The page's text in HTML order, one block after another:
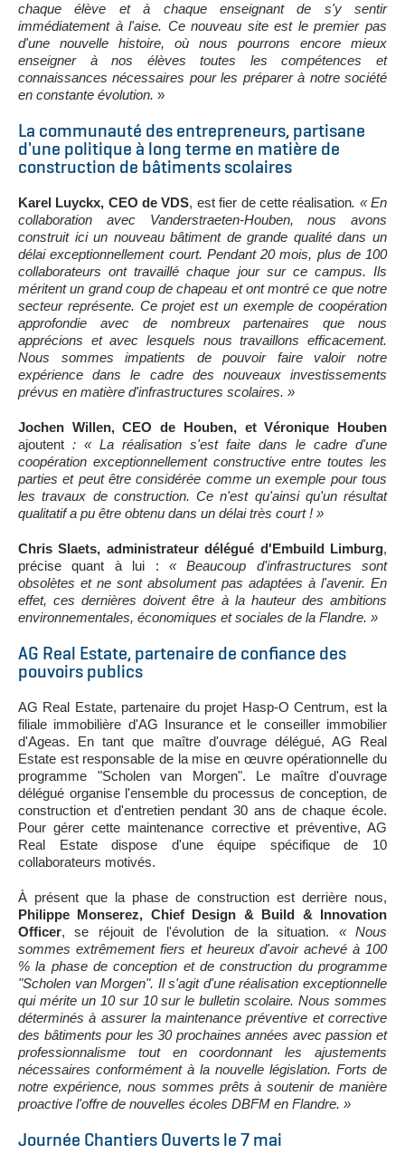
chaque élève et à chaque enseignant de s'y sentir
immédiatement à l'aise. Ce nouveau site est le premier pas
d'une nouvelle histoire, où nous pourrons encore mieux
enseigner à nos élèves toutes les compétences et
connaissances nécessaires pour les préparer à notre société
en constante évolution. »
La communauté des entrepreneurs, partisane
d'une politique à long terme en matière de
construction de bâtiments scolaires
Karel Luyckx, CEO de VDS, est fier de cette réalisation. « En
collaboration avec Vanderstraeten-Houben, nous avons
construit ici un nouveau bâtiment de grande qualité dans un
délai exceptionnellement court. Pendant 20 mois, plus de 100
collaborateurs ont travaillé chaque jour sur ce campus. Ils
méritent un grand coup de chapeau et ont montré ce que notre
secteur représente. Ce projet est un exemple de coopération
approfondie avec de nombreux partenaires que nous
apprécions et avec lesquels nous travaillons efficacement.
Nous sommes impatients de pouvoir faire valoir notre
expérience dans le cadre des nouveaux investissements
prévus en matière d'infrastructures scolaires. »
Jochen Willen, CEO de Houben, et Véronique Houben
ajoutent : « La réalisation s'est faite dans le cadre d'une
coopération exceptionnellement constructive entre toutes les
parties et peut être considérée comme un exemple pour tous
les travaux de construction. Ce n'est qu'ainsi qu'un résultat
qualitatif a pu être obtenu dans un délai très court ! »
Chris Slaets, administrateur délégué d'Embuild Limburg,
précise quant à lui : « Beaucoup d'infrastructures sont
obsolètes et ne sont absolument pas adaptées à l'avenir. En
effet, ces dernières doivent être à la hauteur des ambitions
environnementales, économiques et sociales de la Flandre. »
AG Real Estate, partenaire de confiance des
pouvoirs publics
AG Real Estate, partenaire du projet Hasp-O Centrum, est la
filiale immobilière d'AG Insurance et le conseiller immobilier
d'Ageas. En tant que maître d'ouvrage délégué, AG Real
Estate est responsable de la mise en œuvre opérationnelle du
programme "Scholen van Morgen". Le maître d'ouvrage
délégué organise l'ensemble du processus de conception, de
construction et d'entretien pendant 30 ans de chaque école.
Pour gérer cette maintenance corrective et préventive, AG
Real Estate dispose d'une équipe spécifique de 10
collaborateurs motivés.
À présent que la phase de construction est derrière nous,
Philippe Monserez, Chief Design & Build & Innovation
Officer, se réjouit de l'évolution de la situation. « Nous
sommes extrêmement fiers et heureux d'avoir achevé à 100
% la phase de conception et de construction du programme
"Scholen van Morgen". Il s'agit d'une réalisation exceptionnelle
qui mérite un 10 sur 10 sur le bulletin scolaire. Nous sommes
déterminés à assurer la maintenance préventive et corrective
des bâtiments pour les 30 prochaines années avec passion et
professionnalisme tout en coordonnant les ajustements
nécessaires conformément à la nouvelle législation. Forts de
notre expérience, nous sommes prêts à soutenir de manière
proactive l'offre de nouvelles écoles DBFM en Flandre. »
Journée Chantiers Ouverts le 7 mai